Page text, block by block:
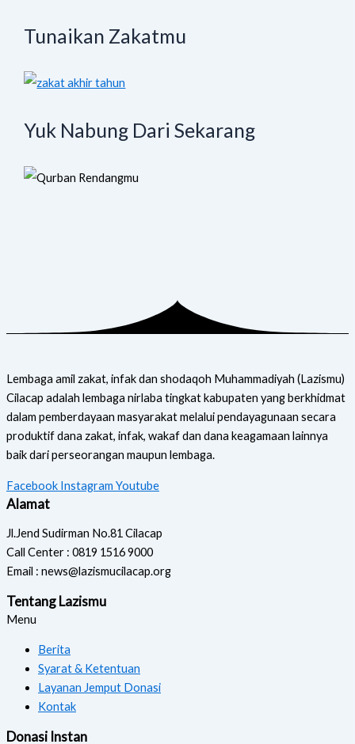
Tunaikan Zakatmu
Yuk Nabung Dari Sekarang
Lembaga amil zakat, infak dan shodaqoh Muhammadiyah (Lazismu)
Cilacap adalah lembaga nirlaba tingkat kabupaten yang berkhidmat
dalam pemberdayaan masyarakat melalui pendayagunaan secara
produktif dana zakat, infak, wakaf dan dana keagamaan lainnya
baik dari perseorangan maupun lembaga.
Facebook Instagram Youtube
Alamat
Jl.Jend Sudirman No.81 Cilacap
Call Center : 0819 1516 9000
Email : news@lazismucilacap.org
Tentang Lazismu
Menu
Berita
Syarat & Ketentuan
Layanan Jemput Donasi
Kontak
Donasi Instan